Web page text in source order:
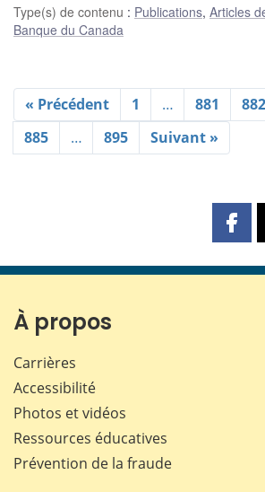
Type(s) de contenu : Publications, Articles
Banque du Canada
« Précédent 1 … 881 882
885
… 895 Suivant »
page
À propos
Carrières
Accessibilité
Photos et vidéos
Ressources éducatives
Prévention de la fraude